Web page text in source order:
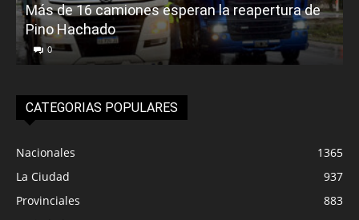
Más de 16 camiones esperan la reapertura de
Pino Hachado
0
CATEGORIAS POPULARES
Nacionales
1365
La Ciudad
937
Provinciales
883